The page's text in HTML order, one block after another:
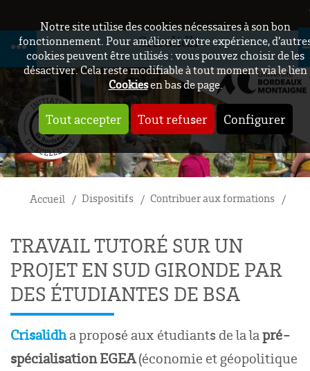
Notre site utilise des cookies nécessaires à son bon
fonctionnement. Pour améliorer votre expérience,
cookies peuvent être utilisés : vous pouvez choisir de les
désactiver. Cela reste modifiable à tout moment via le lien
Cookiesen bas de page.
Tout accepter Tout refuser Configurer
Crisalidh
Accueil Dispositifs Contribuer aux formations
TRAVAIL TUTORÉ SUR UN
PROJET EN SUD GIRONDE PAR
DES ÉTUDIANTES DE BSA
Crisalidha proposé aux étudiants de la lapré-
spécialisation EGEA(économie et géopolitique